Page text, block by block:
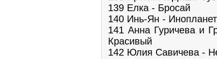
139 Елка - Бросай
140 Инь-Ян -
141 Анна Гуричева и
Красивый
142 Юлия Савичева -